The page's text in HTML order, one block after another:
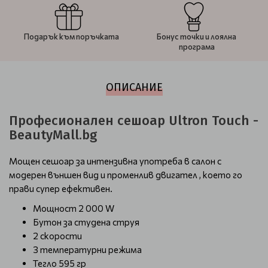
Подарък към поръчката
Бонус точки и лоялна
програма
ОПИСАНИЕ
Професионален сешоар Ultron Touch -
BeautyMall.bg
Мощен сешоар за интензивна употреба в салон с
модерен външен вид и променлив двигател , което го
прави супер ефективен.
Мощност 2 000 W
Бутон за студена струя
2 скорости
З температурни режима
Тегло 595 гр